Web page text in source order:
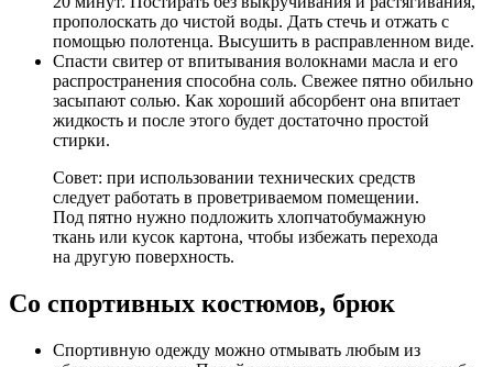
прополоскать до чистой воды. Дать стечь и отжать с
помощью полотенца. Высушить в расправленном виде.
Спасти свитер от впитывания волокнами масла и его
распространения способна соль. Свежее пятно обильно
засыпают солью. Как хороший абсорбент она впитает
жидкость и после этого будет достаточно простой
стирки.
Совет: при использовании технических средств
следует работать в проветриваемом помещении.
Под пятно нужно подложить хлопчатобумажную
ткань или кусок картона, чтобы избежать перехода
на другую поверхность.
Со спортивных костюмов, брюк
Спортивную одежду можно отмывать любым из